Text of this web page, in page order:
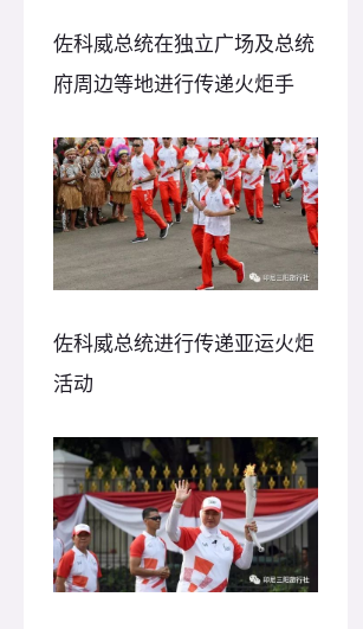
佐科威总统在独立广场及总统
府周边等地进行传递火炬手
佐科威总统进行传递亚运火炬
活动